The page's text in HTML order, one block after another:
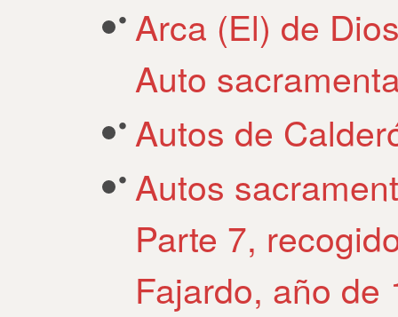
Arca (El) de
Auto
Autos de
Autos
Parte 7,
Fajardo, año de